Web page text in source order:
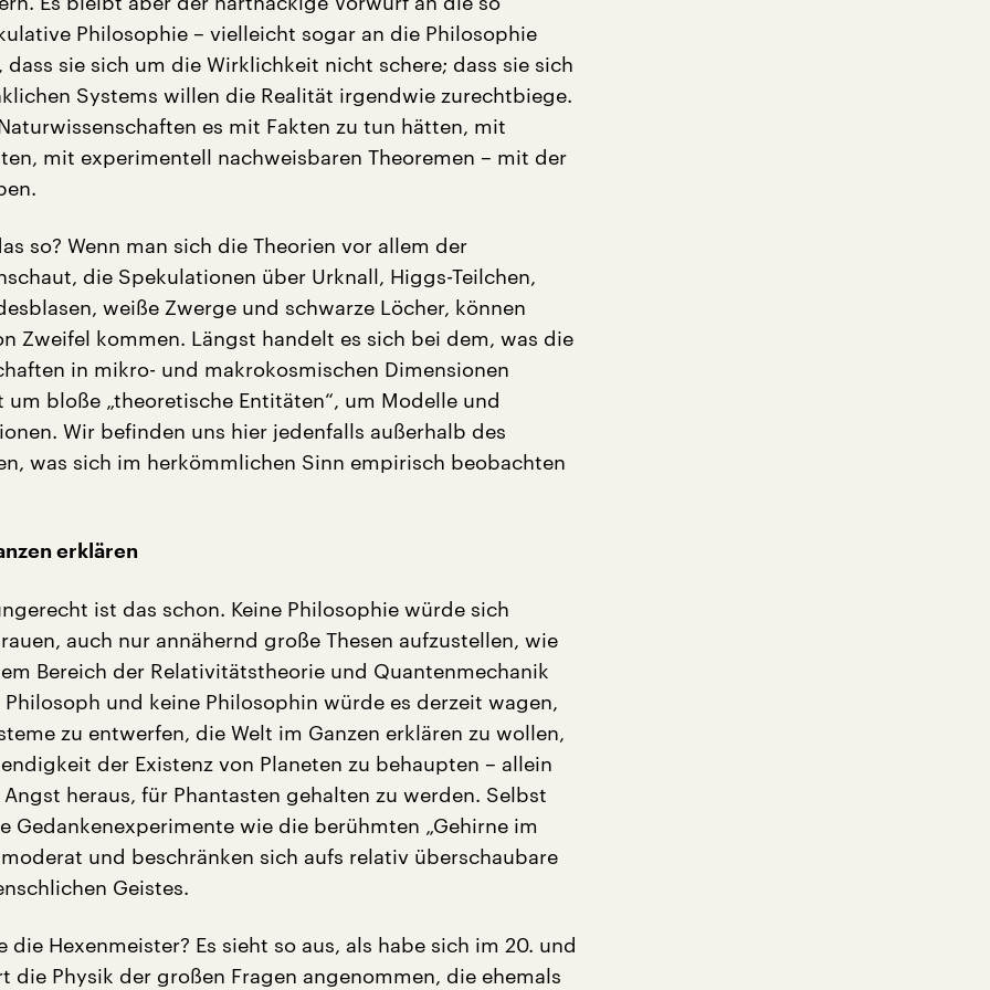
Philosophie – vielleicht sogar an die Philosophie
dass sie sich um die Wirklichkeit nicht schere; dass sie sich
Systems willen die Realität irgendwie zurechtbiege.
es mit Fakten zu tun hätten, mit
mit experimentell nachweisbaren Theoremen – mit der
so? Wenn man sich die Theorien vor allem der
die Spekulationen über Urknall, Higgs-Teilchen,
weiße Zwerge und schwarze Löcher, können
Zweifel kommen. Längst handelt es sich bei dem, was die
in mikro- und makrokosmischen Dimensionen
um bloße „theoretische Entitäten“, um Modelle und
Wir befinden uns hier jedenfalls außerhalb des
was sich im herkömmlichen Sinn empirisch beobachten
erklären
ist das schon. Keine Philosophie würde sich
auch nur annähernd große Thesen aufzustellen, wie
Bereich der Relativitätstheorie und Quantenmechanik
Philosoph und keine Philosophin würde es derzeit wagen,
zu entwerfen, die Welt im Ganzen erklären zu wollen,
der Existenz von Planeten zu behaupten – allein
heraus, für Phantasten gehalten zu werden. Selbst
Gedankenexperimente wie die berühmten „Gehirne im
und beschränken sich aufs relativ überschaubare
Geistes.
die Hexenmeister? Es sieht so aus, als habe sich im 20. und
die Physik der großen Fragen angenommen, die ehemals